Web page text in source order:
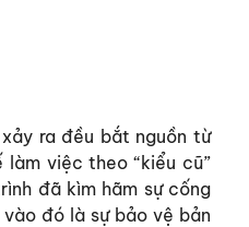
ra đều bắt nguồn từ
việc theo “kiểu cũ”
đã kìm hãm sự cống
đó là sự bảo vệ bản